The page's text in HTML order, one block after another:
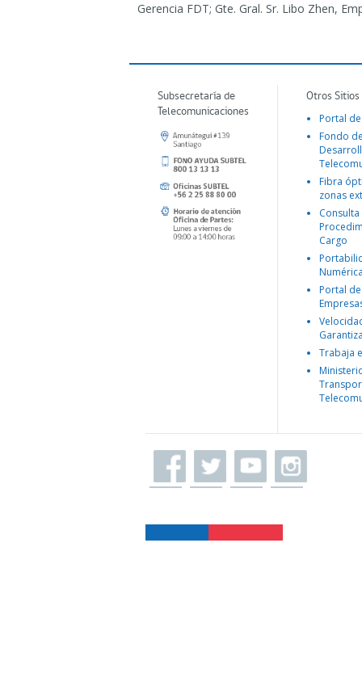
Gerencia FDT; Gte. Gral. Sr. Libo Zhen,
Subsecretaría de
Telecomunicaciones
Otros
Portal
Fondo
Fibra
zonas
Consulta
Cargo
Portal
Trabaja